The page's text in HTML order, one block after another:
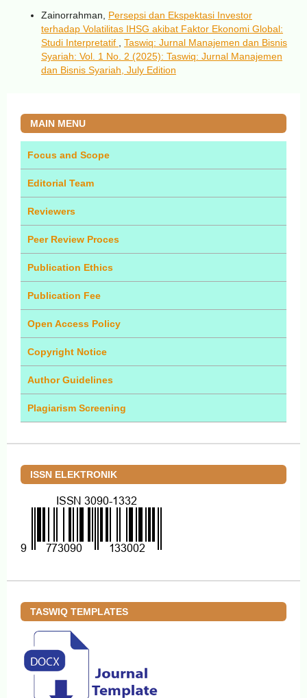
Zainorrahman, Persepsi dan Ekspektasi Investor
terhadap Volatilitas IHSG akibat Faktor Ekonomi Global:
Studi Interpretatif , Taswiq: Jurnal Manajemen dan Bisnis
Syariah: Vol. 1 No. 2 (2025): Taswiq: Jurnal Manajemen
dan Bisnis Syariah, July Edition
MAIN MENU
Focus and Scope
Editorial Team
Reviewers
Peer Review Proces
Publication Ethics
Publication Fee
Open Access Policy
Copyright Notice
Author Guidelines
Plagiarism Screening
ISSN ELEKTRONIK
TASWIQ TEMPLATES